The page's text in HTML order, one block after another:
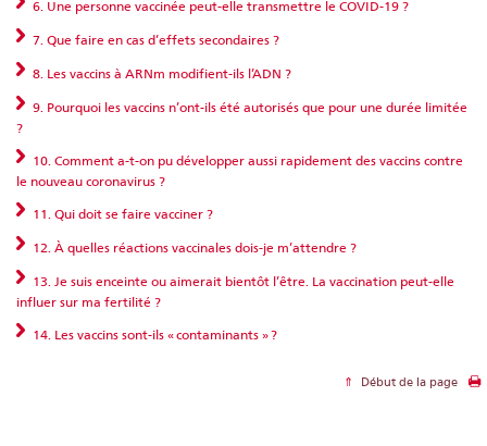
6. Une personne vaccinée peut-elle transmettre le COVID-19 ?
7. Que faire en cas d’effets secondaires ?
8. Les vaccins à ARNm modifient-ils l’ADN ?
9. Pourquoi les vaccins n’ont-ils été autorisés que pour une durée limitée
?
10. Comment a-t-on pu développer aussi rapidement des vaccins contre
le nouveau coronavirus ?
11. Qui doit se faire vacciner ?
12. À quelles réactions vaccinales dois-je m’attendre ?
13. Je suis enceinte ou aimerait bientôt l’être. La vaccination peut-elle
influer sur ma fertilité ?
14. Les vaccins sont-ils « contaminants » ?
Début de la page